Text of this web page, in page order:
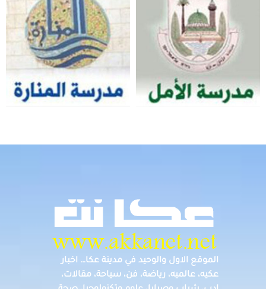
الموقع الاول والوحيد في مدينة عكا… اخبار
عكيه، عالميه، رياضة، فن، سياحة، مقالات،